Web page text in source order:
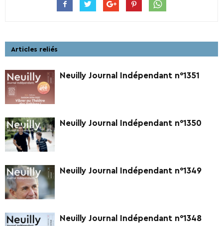
Articles reliés
Neuilly Journal Indépendant n°1351
Neuilly Journal Indépendant n°1350
Neuilly Journal Indépendant n°1349
Neuilly Journal Indépendant n°1348